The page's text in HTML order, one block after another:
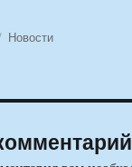
Рубрики
Новости